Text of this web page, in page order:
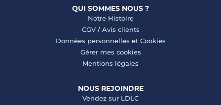
QUI SOMMES NOUS ?
Notre Histoire
CGV/ Avis clients
Données personnelles et Cookies
Gérer mes cookies
Mentions légales
NOUS REJOINDRE
Vendez sur LDLC